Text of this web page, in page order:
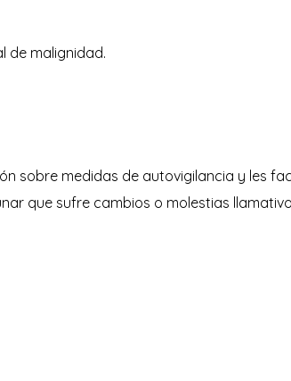
de malignidad.
sobre medidas de autovigilancia y les
que sufre cambios o molestias